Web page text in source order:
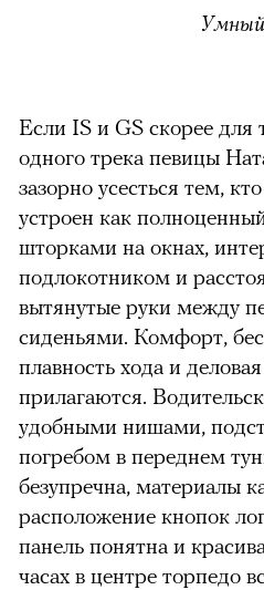
Если IS и GS скорее для
одного трека певицы
зазорно усесться тем,
устроен как
шторками на окнах,
подлокотником и
вытянутые руки между
сиденьями. Комфорт,
плавность хода и
прилагаются.
удобными нишами,
погребом в переднем
безупречна, материалы
расположение кнопок
панель понятна и
часах в центре торпедо